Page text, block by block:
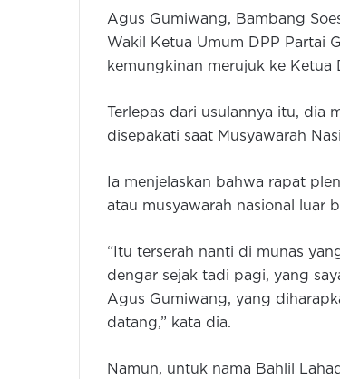
Agus Gumiwang, Bambang
Wakil Ketua Umum DPP Partai
kemungkinan merujuk ke
Terlepas dari usulannya itu,
disepakati saat Musyawarah
Ia menjelaskan bahwa rapat
atau musyawarah nasional luar
“Itu terserah nanti di munas
dengar sejak tadi pagi, yang
Agus Gumiwang, yang
datang,” kata dia.
Namun, untuk nama Bahlil